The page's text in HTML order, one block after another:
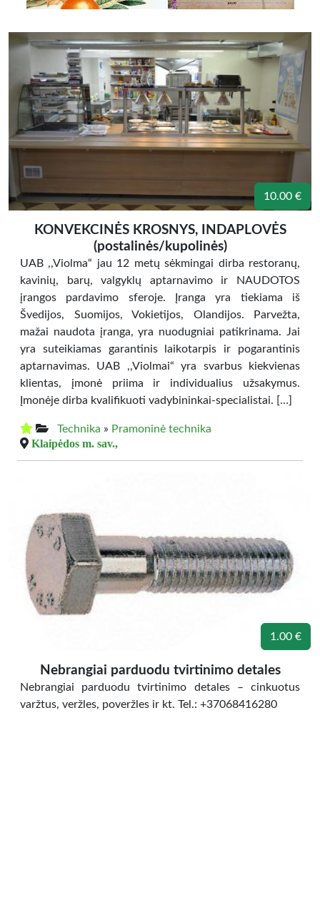
10.00 €
KONVEKCINĖS KROSNYS, INDAPLOVĖS
(postalinės/kupolinės)
UAB ,,Violma“ jau 12 metų sėkmingai dirba restoranų,
kavinių, barų, valgyklų aptarnavimo ir NAUDOTOS
įrangos pardavimo sferoje. Įranga yra tiekiama iš
Švedijos, Suomijos, Vokietijos, Olandijos. Parvežta,
mažai naudota įranga, yra nuodugniai patikrinama. Jai
yra suteikiamas garantinis laikotarpis ir pogarantinis
aptarnavimas. UAB ,,Violmai“ yra svarbus kiekvienas
klientas, įmonė priima ir individualius užsakymus.
Įmonėje dirba kvalifikuoti vadybininkai-specialistai. […]
Technika » Pramoninė technika
Klaipėdos m. sav.,
1.00 €
Nebrangiai parduodu tvirtinimo detales
Nebrangiai parduodu tvirtinimo detales – cinkuotus
varžtus, veržles, poveržles ir kt. Tel.: +37068416280